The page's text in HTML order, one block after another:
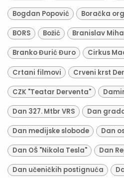
Bogdan Popović Boračka
BORS Božić Branislav
Branko Đurić Đuro Cirkus
Crtani filmovi Crveni krst
CZK "Teatar Derventa"
Dan 327. Mtbr VRS Dan
Dan medijske slobode Dan
Dan OŠ "Nikola Tesla" Dan
Dan učeničkih postignuća